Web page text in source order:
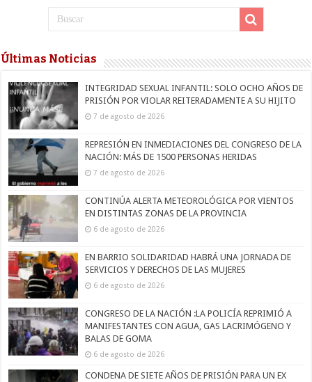
Últimas Noticias
INTEGRIDAD SEXUAL INFANTIL: SOLO OCHO AÑOS DE
PRISIÓN POR VIOLAR REITERADAMENTE A SU HIJITO
7 de agosto de 2026
REPRESIÓN EN INMEDIACIONES DEL CONGRESO DE LA
NACIÓN: MÁS DE 1500 PERSONAS HERIDAS
7 de agosto de 2026
CONTINÚA ALERTA METEOROLÓGICA POR VIENTOS
EN DISTINTAS ZONAS DE LA PROVINCIA
6 de agosto de 2026
EN BARRIO SOLIDARIDAD HABRÁ UNA JORNADA DE
SERVICIOS Y DERECHOS DE LAS MUJERES
6 de agosto de 2026
CONGRESO DE LA NACIÓN :LA POLICÍA REPRIMIÓ A
MANIFESTANTES CON AGUA, GAS LACRIMÓGENO Y
BALAS DE GOMA
6 de agosto de 2026
CONDENA DE SIETE AÑOS DE PRISIÓN PARA UN EX